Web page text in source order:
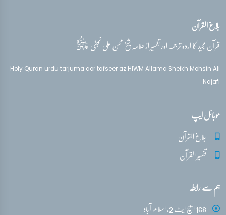
بلاغ القرآن
قرآن مجید کا اردو ترجمہ اور تفسیر از علامہ شیخ محسن علی نجفیقدس‌سره
Holy Quran urdu tarjuma aor tafseer az HIWM Allama Sheikh Mohsin Ali
Najafi
موبائل ایپ
بلاغ القرآن
تفسیر القرآن
ہم سے رابطہ
168 ایچ ایٹ 2، اسلام آباد